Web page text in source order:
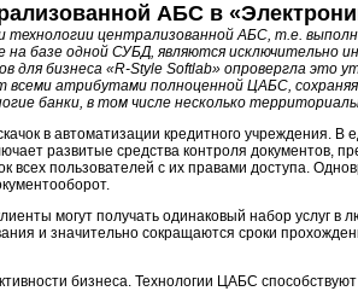
АБС в
централизованной АБС, т.е.
базе одной СУБД, являются исключительно
для бизнеса «R-Style Softlab» опровергла это
всеми атрибутами полноценной ЦАБС,
банки, в том числе несколько
в автоматизации кредитного учреждения.
развитые средства контроля документов,
всех пользователей с их правами доступа.
могут получать одинаковый набор услуг
и значительно сокращаются сроки
бизнеса. Технологии ЦАБС